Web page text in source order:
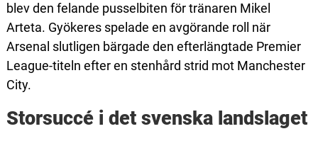
blev den felande pusselbiten för tränaren Mikel
Arteta. Gyökeres spelade en avgörande roll när
Arsenal slutligen bärgade den efterlängtade Premier
League-titeln efter en stenhård strid mot Manchester
City.
Storsuccé i det svenska landslaget